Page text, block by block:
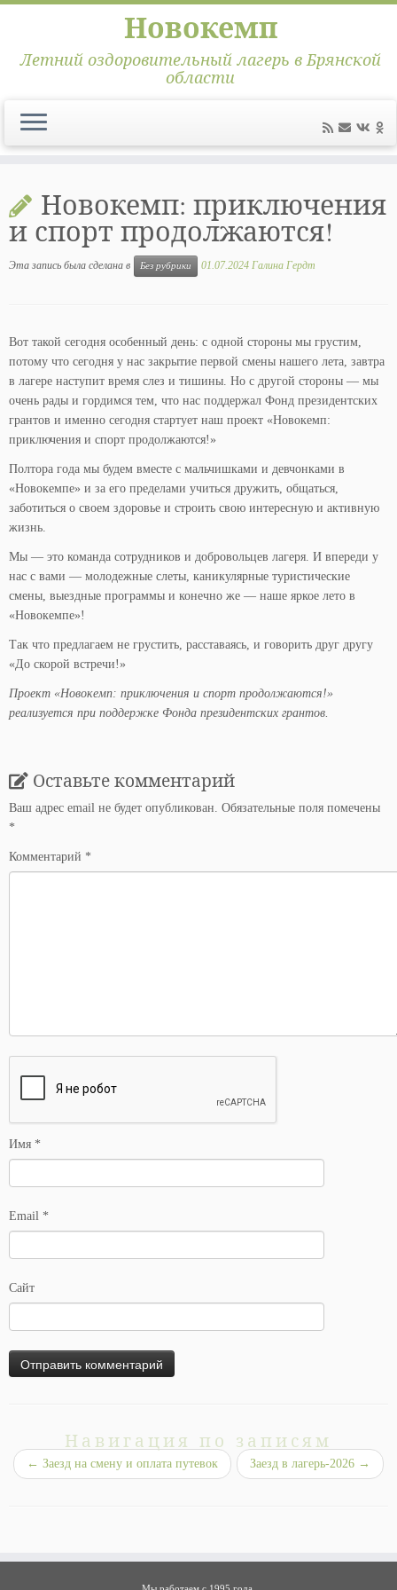
содержимому
Новокемп
Летний оздоровительный лагерь в Брянской
области
Новокемп: приключения
и спорт продолжаются!
Эта запись была сделана в Без рубрики 01.07.2024 Галина Гердт
Вот такой сегодня особенный день: с одной стороны мы грустим,
потому что сегодня у нас закрытие первой смены нашего лета, завтра
в лагере наступит время слез и тишины. Но с другой стороны — мы
очень рады и гордимся тем, что нас поддержал Фонд президентских
грантов и именно сегодня стартует наш проект «Новокемп:
приключения и спорт продолжаются!»
Полтора года мы будем вместе с мальчишками и девчонками в
«Новокемпе» и за его пределами учиться дружить, общаться,
заботиться о своем здоровье и строить свою интересную и активную
жизнь.
Мы — это команда сотрудников и добровольцев лагеря. И впереди у
нас с вами — молодежные слеты, каникулярные туристические
смены, выездные программы и конечно же — наше яркое лето в
«Новокемпе»!
Так что предлагаем не грустить, расставаясь, и говорить друг другу
«До скорой встречи!»
Проект «Новокемп: приключения и спорт продолжаются!»
реализуется при поддержке Фонда президентских грантов.
Оставьте комментарий
Ваш адрес email не будет опубликован. Обязательные поля помечены
*
Комментарий *
Имя *
Email *
Сайт
Навигация по записям
← Заезд на смену и оплата путевок Заезд в лагерь-2026 →